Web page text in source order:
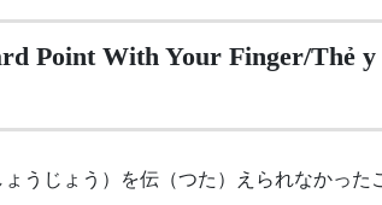
Point With Your Finger/Thẻ y
うじょう）を伝（つた）えられなかった